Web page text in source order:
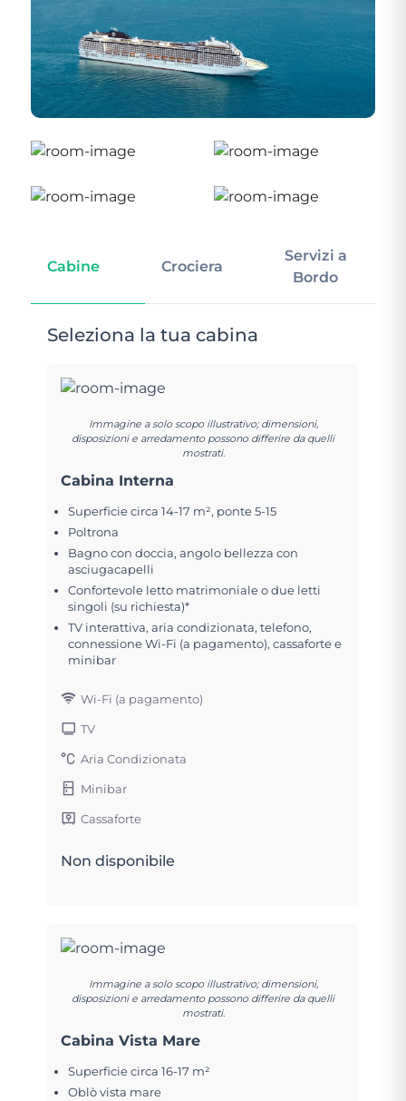
Cabine Crociera
Servizi a
Bordo
Seleziona la tua cabina
Immagine a solo scopo illustrativo; dimensioni,
disposizioni e arredamento possono differire da quelli
mostrati.
Cabina Interna
Superficie circa 14-17 m², ponte 5-15
Poltrona
Bagno con doccia, angolo bellezza con
asciugacapelli
Confortevole letto matrimoniale o due letti
singoli (su richiesta)*
TV interattiva, aria condizionata, telefono,
connessione Wi-Fi (a pagamento), cassaforte e
minibar
Wi-Fi (a pagamento)
TV
Aria Condizionata
Minibar
Cassaforte
Non disponibile
Immagine a solo scopo illustrativo; dimensioni,
disposizioni e arredamento possono differire da quelli
mostrati.
Cabina Vista Mare
Superficie circa 16-17 m²
Oblò vista mare